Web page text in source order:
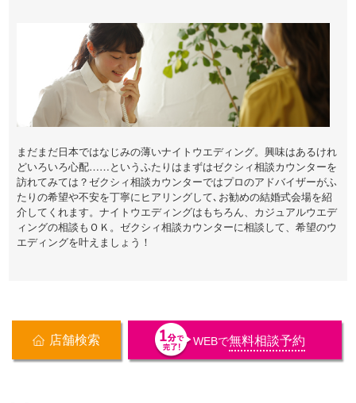
まだまだ日本ではなじみの薄いナイトウエディング。興味はあるけれ
どいろいろ心配……というふたりはまずはゼクシィ相談カウンターを
訪れてみては？ゼクシィ相談カウンターではプロのアドバイザーがふ
たりの希望や不安を丁寧にヒアリングして､お勧めの結婚式会場を紹
介してくれます。ナイトウエディングはもちろん、カジュアルウエデ
ィングの相談もＯＫ。ゼクシィ相談カウンターに相談して、希望のウ
エディングを叶えましょう！
店舗検索 WEBで無料相談予約